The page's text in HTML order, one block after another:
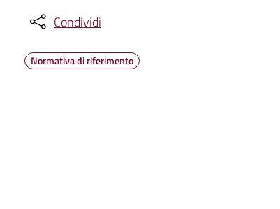
Condividi
Normativa di riferimento